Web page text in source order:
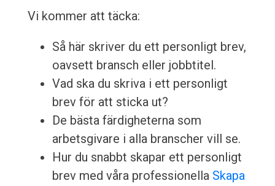
Vi kommer att täcka:
Så här skriver du ett personligt brev,
oavsett bransch eller jobbtitel.
Vad ska du skriva i ett personligt
brev för att sticka ut?
De bästa färdigheterna som
arbetsgivare i alla branscher vill se.
Hur du snabbt skapar ett personligt
brev med våra professionella Skapa